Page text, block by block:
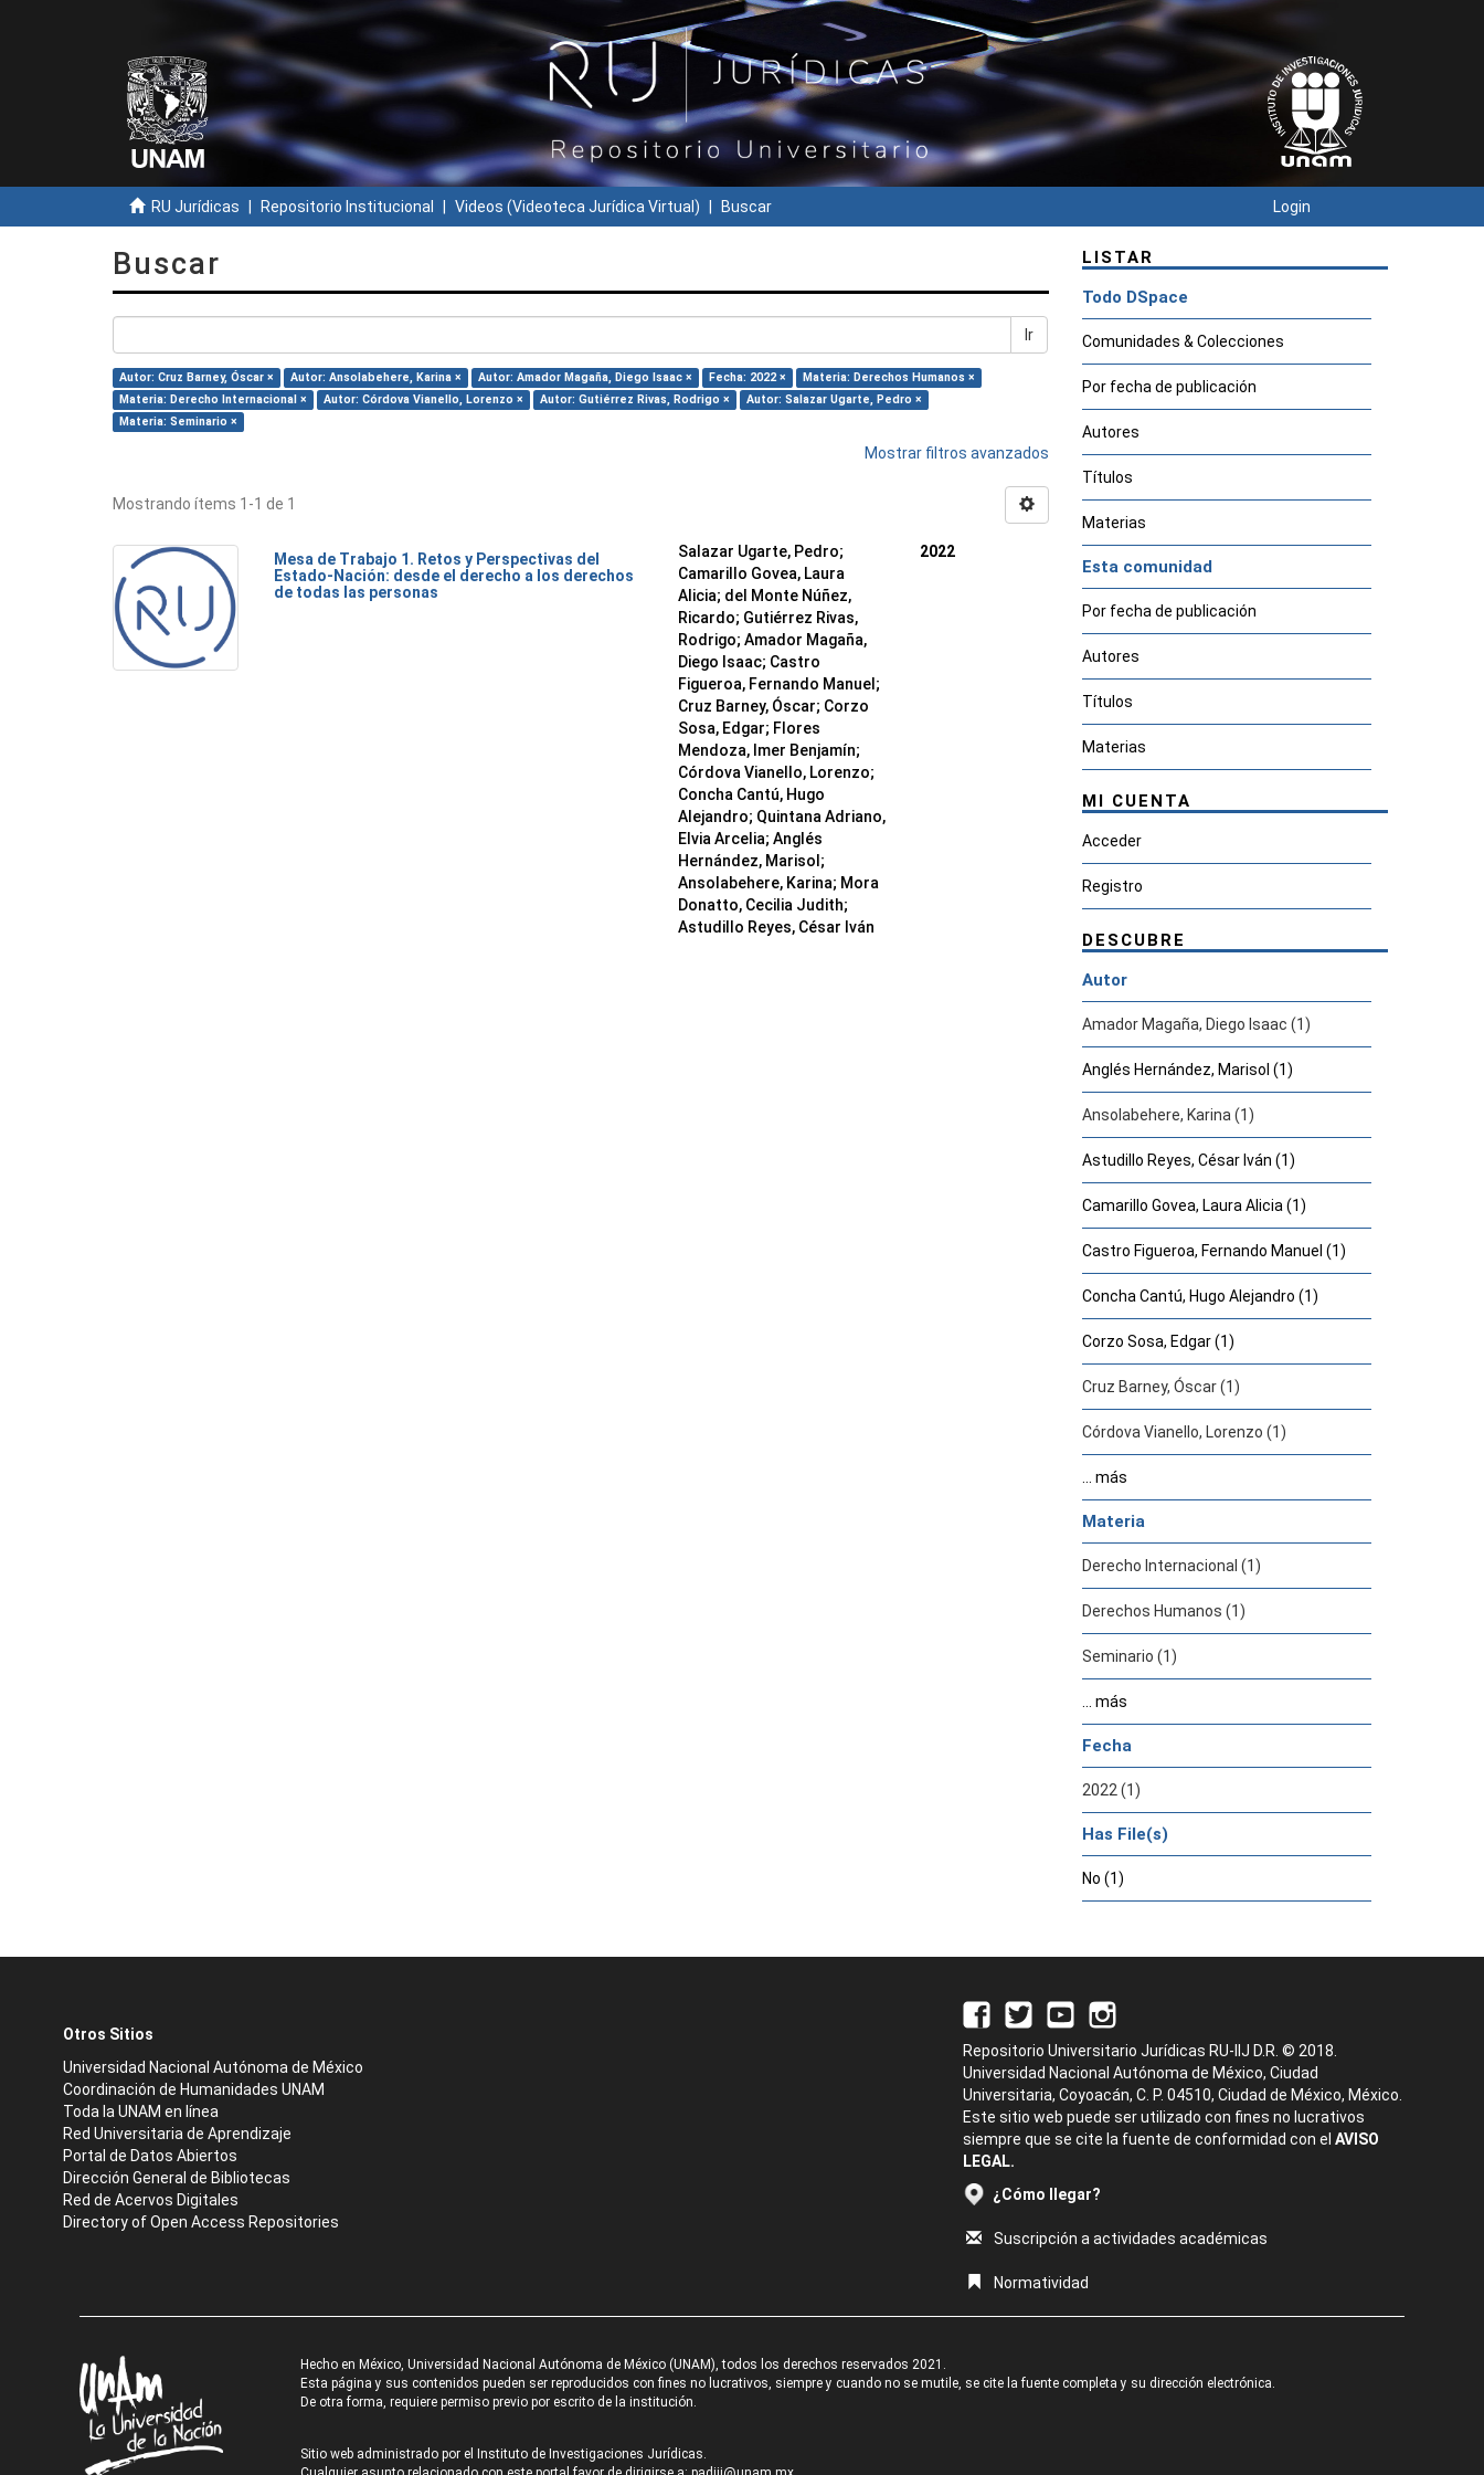
RU Jurídicas Repositorio Institucional Videos (Videoteca Jurídica Virtual) Buscar Login
Buscar
Ir
Autor: Cruz Barney, Óscar × Autor: Ansolabehere, Karina × Autor: Amador Magaña, Diego Isaac × Fecha: 2022 ×
Materia: Derechos Humanos ×
Materia: Derecho Internacional ×
Autor: Córdova Vianello, Lorenzo × Autor: Gutiérrez Rivas, Rodrigo ×
Autor: Salazar Ugarte, Pedro ×
Materia: Seminario ×
Mostrar filtros avanzados
Mostrando ítems 1-1 de 1
Mesa de Trabajo 1. Retos y Perspectivas del
Estado-Nación: desde el derecho a los derechos
de todas las personas
Salazar Ugarte, Pedro;
Camarillo Govea, Laura
Alicia; del Monte Núñez,
Ricardo; Gutiérrez Rivas,
Rodrigo; Amador Magaña,
Diego Isaac; Castro
Figueroa, Fernando Manuel ;
Cruz Barney, Óscar; Corzo
Sosa, Edgar; Flores
Mendoza, Imer Benjamín;
Córdova Vianello, Lorenzo;
Concha Cantú, Hugo
Alejandro; Quintana Adriano,
Elvia Arcelia; Anglés
Hernández, Marisol ;
Ansolabehere, Karina; Mora
Donatto, Cecilia Judith;
Astudillo Reyes, César Iván
2022
LISTAR
Todo DSpace
Comunidades & Colecciones
Por fecha de publicación
Autores
Títulos
Materias
Esta comunidad
Por fecha de publicación
Autores
Títulos
Materias
MI CUENTA
Acceder
Registro
DESCUBRE
Autor
Amador Magaña, Diego Isaac (1)
Anglés Hernández, Marisol (1)
Ansolabehere, Karina (1)
Astudillo Reyes, César Iván (1)
Camarillo Govea, Laura Alicia (1)
Castro Figueroa, Fernando Manuel (1)
Concha Cantú, Hugo Alejandro (1)
Corzo Sosa, Edgar (1)
Cruz Barney, Óscar (1)
Córdova Vianello, Lorenzo (1)
... más
Materia
Derecho Internacional (1)
Derechos Humanos (1)
Seminario (1)
... más
Fecha
2022 (1)
Has File(s)
No (1)
Otros Sitios
Universidad Nacional Autónoma de México
Coordinación de Humanidades UNAM
Toda la UNAM en línea
Red Universitaria de Aprendizaje
Portal de Datos Abiertos
Dirección General de Bibliotecas
Red de Acervos Digitales
Directory of Open Access Repositories
Repositorio Universitario Jurídicas RU-IIJ D.R. © 2018.
Universidad Nacional Autónoma de México, Ciudad
Universitaria, Coyoacán, C. P. 04510, Ciudad de México, México.
Este sitio web puede ser utilizado con fines no lucrativos
siempre que se cite la fuente de conformidad con el AVISO
LEGAL.
¿Cómo llegar?
Suscripción a actividades académicas
Normatividad
Hecho en México, Universidad Nacional Autónoma de México (UNAM), todos los derechos reservados 2021.
Esta página y sus contenidos pueden ser reproducidos con fines no lucrativos, siempre y cuando no se mutile, se cite la fuente completa y su dirección electrónica.
De otra forma, requiere permiso previo por escrito de la institución.
Sitio web administrado por el Instituto de Investigaciones Jurídicas.